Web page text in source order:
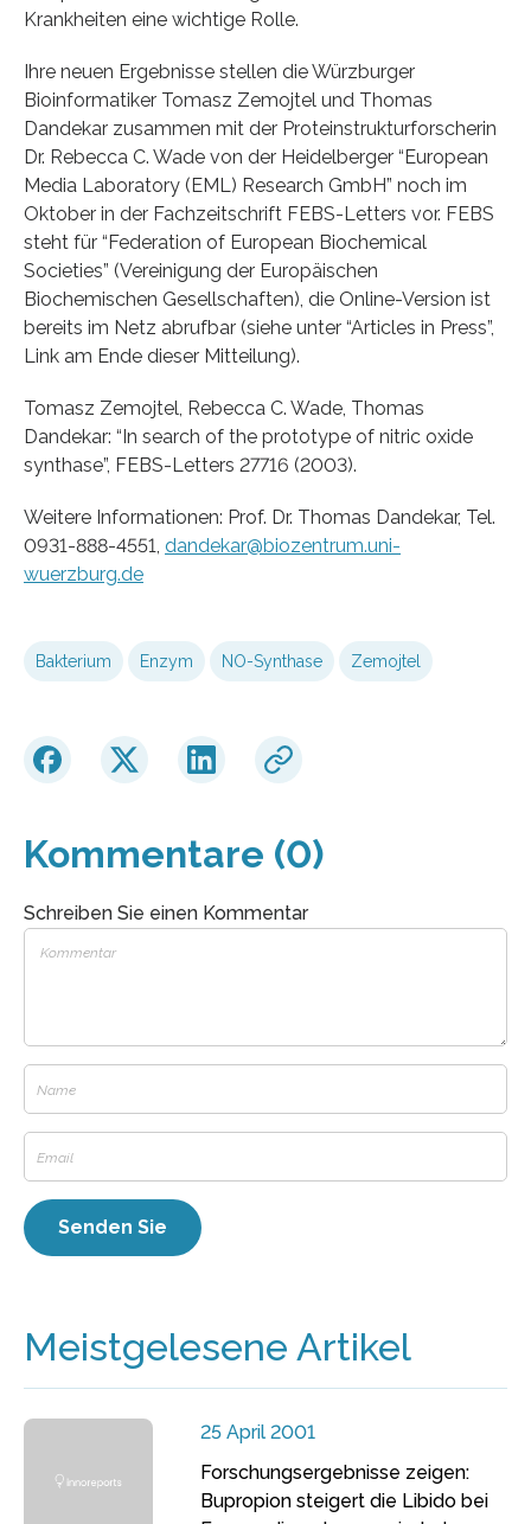
Krankheiten eine wichtige Rolle.
Ihre neuen Ergebnisse stellen die Würzburger
Bioinformatiker Tomasz Zemojtel und Thomas
Dandekar zusammen mit der Proteinstrukturforscherin
Dr. Rebecca C. Wade von der Heidelberger “European
Media Laboratory (EML) Research GmbH” noch im
Oktober in der Fachzeitschrift FEBS-Letters vor. FEBS
steht für “Federation of European Biochemical
Societies” (Vereinigung der Europäischen
Biochemischen Gesellschaften), die Online-Version ist
bereits im Netz abrufbar (siehe unter “Articles in Press”,
Link am Ende dieser Mitteilung).
Tomasz Zemojtel, Rebecca C. Wade, Thomas
Dandekar: “In search of the prototype of nitric oxide
synthase”, FEBS-Letters 27716 (2003).
Weitere Informationen: Prof. Dr. Thomas Dandekar, Tel.
0931-888-4551, dandekar@biozentrum.uni-
wuerzburg.de
Bakterium Enzym NO-Synthase Zemojtel
Kommentare (0)
Schreiben Sie einen Kommentar
Meistgelesene Artikel
25 April 2001
Forschungsergebnisse zeigen:
Bupropion steigert die Libido bei